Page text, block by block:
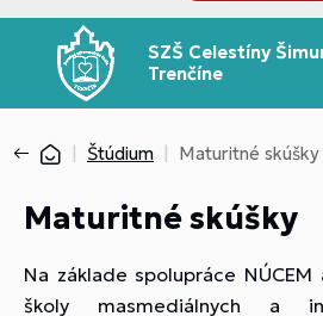
SZŠ Celestíny
Trenčíne
Štúdium Maturitné skúšky
Maturitné skúšky
Na základe spolupráce
školy masmediálnych a